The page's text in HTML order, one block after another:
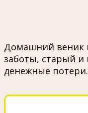
Домашний веник
заботы, старый
денежные потери.